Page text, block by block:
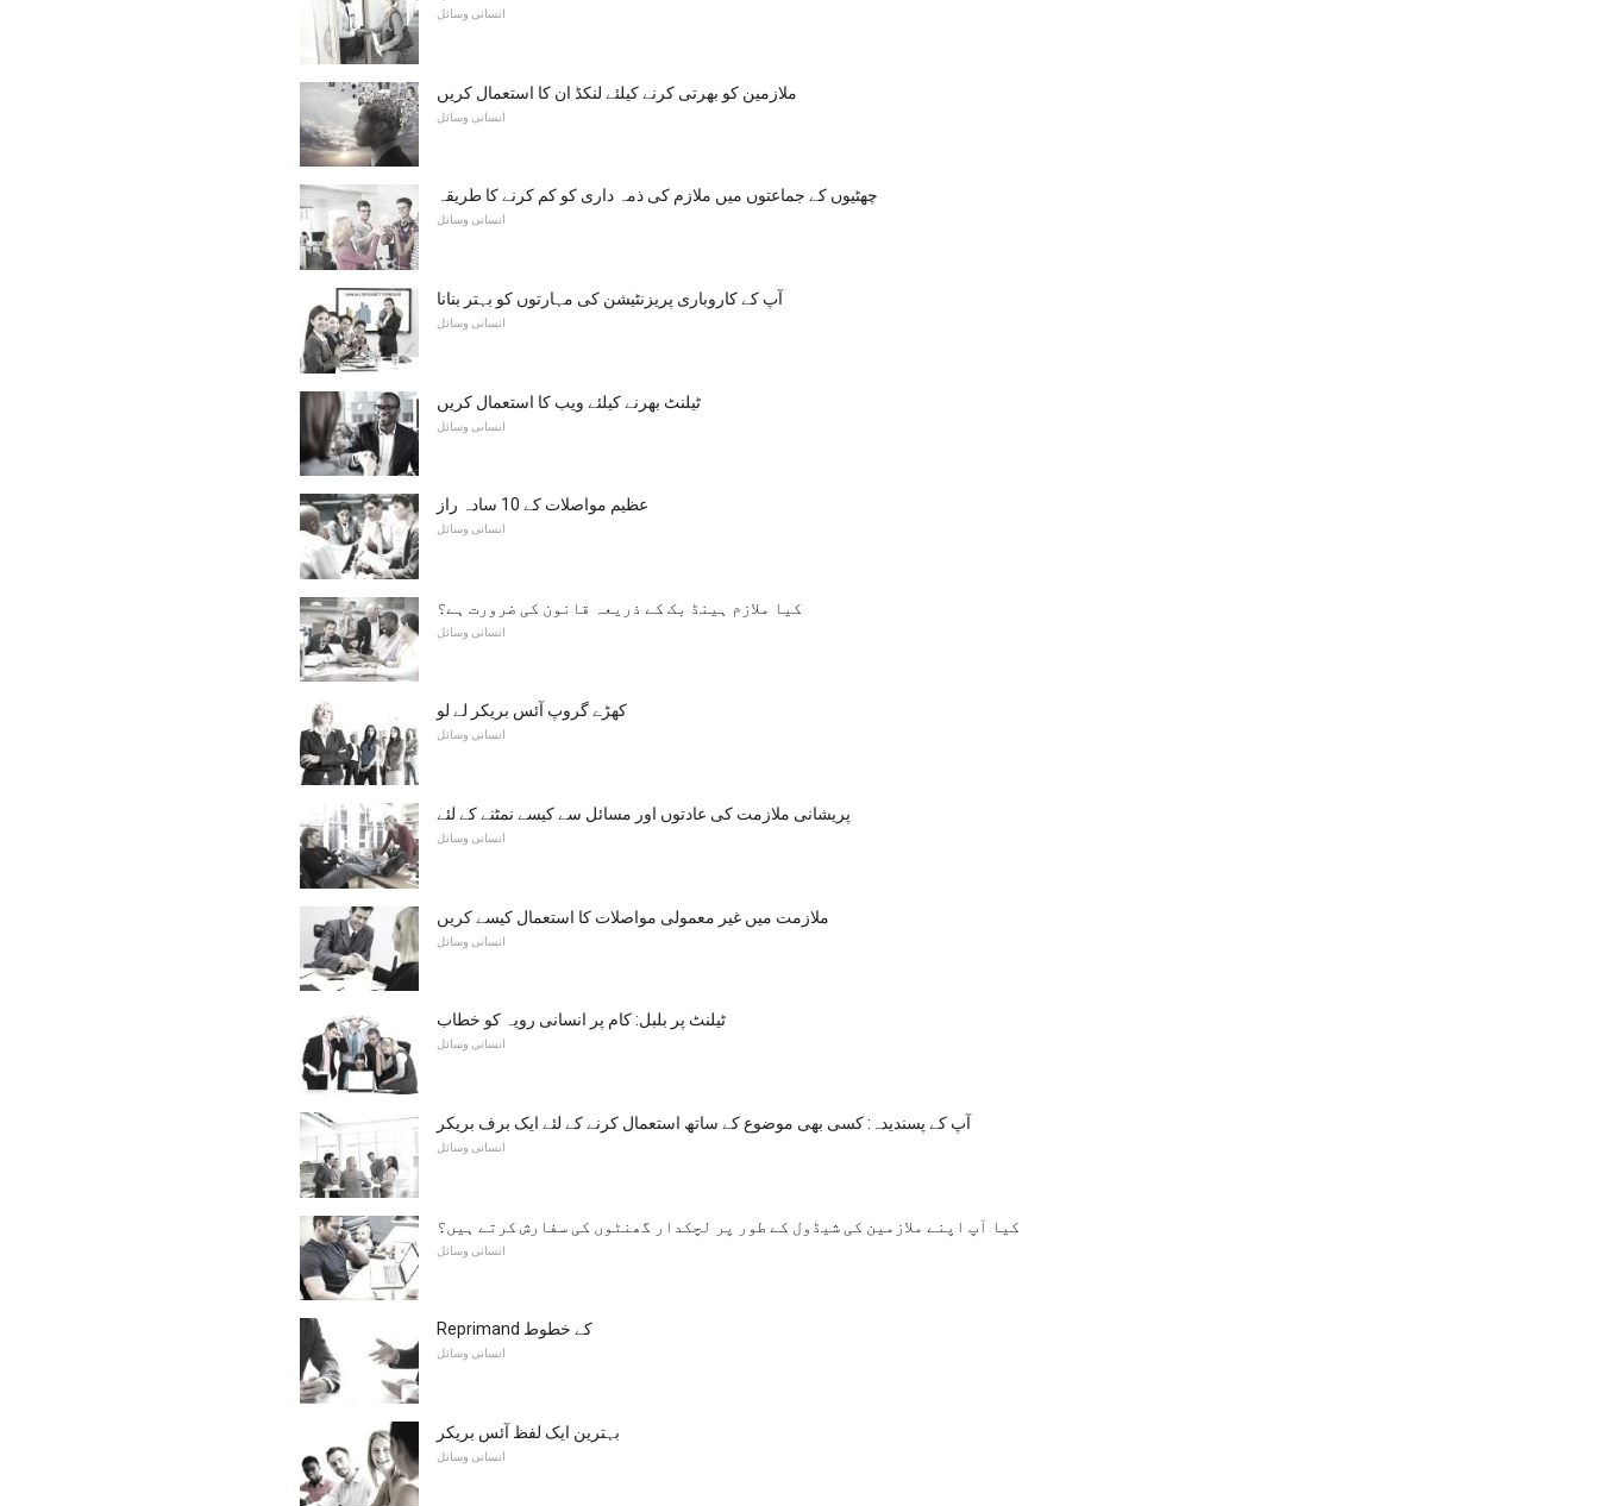
انسانی وسائل
ملازمین کو بھرتی کرنے کیلئے لنکڈ ان کا استعمال کریں
انسانی وسائل
چھٹیوں کے جماعتوں میں ملازم کی ذمہ داری کو کم کرنے کا طریقہ
انسانی وسائل
آپ کے کاروباری پریزنٹیشن کی مہارتوں کو بہتر بنانا
انسانی وسائل
ٹیلنٹ بھرنے کیلئے ویب کا استعمال کریں
انسانی وسائل
عظیم مواصلات کے 10 سادہ راز
انسانی وسائل
کیا ملازم ہینڈ بک کے ذریعہ قانون کی ضرورت ہے؟
انسانی وسائل
کھڑے گروپ آئس بریکر لے لو
انسانی وسائل
پریشانی ملازمت کی عادتوں اور مسائل سے کیسے نمٹنے کے لئے
انسانی وسائل
ملازمت میں غیر معمولی مواصلات کا استعمال کیسے کریں
انسانی وسائل
ٹیلنٹ پر بلبل: کام پر انسانی رویہ کو خطاب
انسانی وسائل
آپ کے پسندیدہ: کسی بھی موضوع کے ساتھ استعمال کرنے کے لئے ایک برف بریکر
انسانی وسائل
کیا آپ اپنے ملازمین کی شیڈول کے طور پر لچکدار گھنٹوں کی سفارش کرتے ہیں؟
انسانی وسائل
Reprimand کے خطوط
انسانی وسائل
بہترین ایک لفظ آئس بریکر
انسانی وسائل